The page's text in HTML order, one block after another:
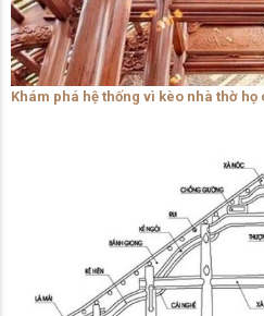
Khám phá hệ thống vì kèo nhà thờ họ